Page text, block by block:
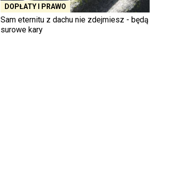
DOPŁATY I PRAWO
Sam eternitu z dachu nie zdejmiesz - będą
surowe kary